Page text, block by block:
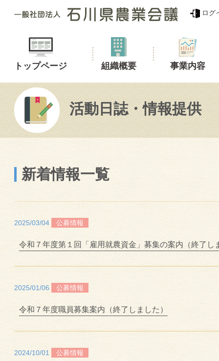
ログ
トップページ 組織概要 事業内容
活動日誌・情報提供
新着情報一覧
2025/03/04 公募情報
令和７年度第１回「雇用就農資金」募集の案内（終了し
2025/01/06 公募情報
令和７年度職員募集案内（終了しました）
2024/10/01 公募情報